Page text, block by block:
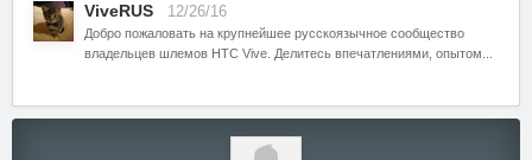
ViveRUS 12/26/16
Добро пожаловать на крупнейшее русскоязычное сообщество
владельцев шлемов HTC Vive. Делитесь впечатлениями, опытом...